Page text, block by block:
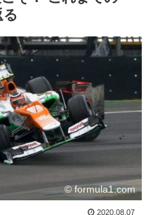
© formula1.com
2020.08.07